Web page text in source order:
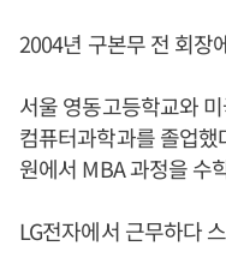
2004년 구본무 전 회장
서울 영동고등학교와
컴퓨터과학과를 졸업
원에서 MBA 과정을 수
LG전자에서 근무하다